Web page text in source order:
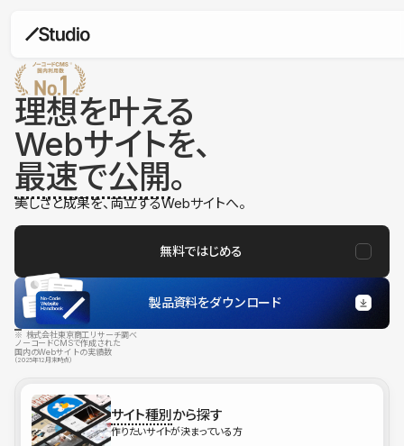
理想を叶える
Webサイトを、
最速で公開。
美しさと成果を、両立するWebサイトへ。
無料ではじめる
製品資料をダウンロード
※ 株式会社東京商工リサーチ調べ
ノーコードCMSで作成された
国内のWebサイトの実績数
（2025年12月末時点）
サイト種別から探す
作りたいサイトが決まっている方